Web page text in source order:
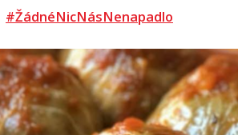
#ŽádnéNicNásNenapadlo